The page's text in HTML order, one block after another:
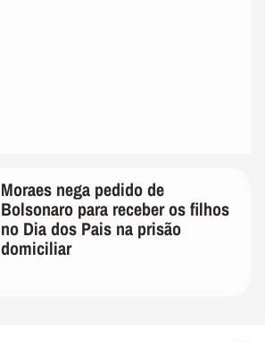
Moraes nega pedido de
Bolsonaro para receber os filhos
no Dia dos Pais na prisão
domiciliar